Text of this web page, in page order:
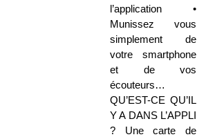
l’application •
Munissez vous
simplement de
votre smartphone
et de vos
écouteurs…
QU’EST-CE QU’IL
Y A DANS L’APPLI
? Une carte de